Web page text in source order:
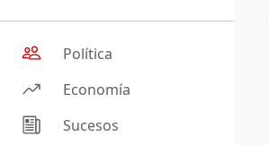
Política
Economía
Sucesos